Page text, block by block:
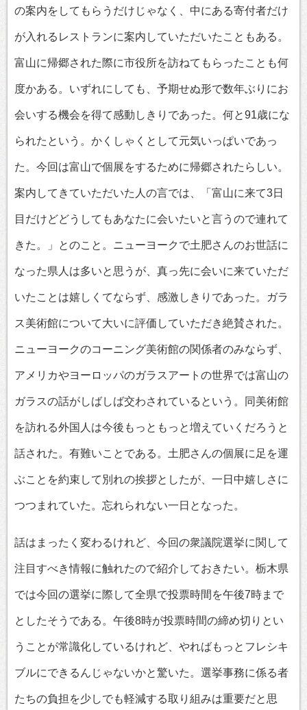
の案内をしてもらうだけじゃなく、中にある寄付者だけ
が入れるレストランに案内していただいたこともある。
富山に帰郷された際に市役所を訪ねてもらったことも何
度かある。いずれにしても、予期せぬ形で数年ぶりにお
会いする機会を得て感動しきりであった。何と91歳にな
られたという。かくしゃくとして元気いっぱいであっ
た。今回は富山で個展をするために帰郷されたらしい。
案内してきていただいた人の言では、「富山に来て3日
目だけどどうしてもあなたに会いたいと言うので連れて
きた。」とのこと。ニューヨークで土肥さんのお世話に
なった県人は多いと思うが、真っ先に会いに来ていただ
いたことは嬉しくてならず、感激しきりであった。ガラ
ス美術館について大いに評価していただき絶賛された。
ニューヨークのコーニング美術館の関係者のみならず、
アメリカやヨーロッパのガラスアートの世界では富山の
ガラスの話がしばしば交わされているという。同美術館
を訪れる外国人は今後もっともっと増えていくだろうと
話された。有難いことである。土肥さんの個展に足を運
ぶことを約束して別れの挨拶としたが、一日中嬉しさに
つつまれていた。忘れられない一日となった。
話はまったく変わるけれど、今回の衆議院選挙に関して
注目すべき情報に触れたので紹介しておきたい。栃木県
では今回の選挙に際して全県で投票時間を午後7時まで
としたそうである。午後8時が投票時間の締め切りとい
うことが常識化しているけれど、やればもっとフレシキ
ブルにできるんじゃないかと驚いた。選挙事務に係る者
たちの負担を少しでも軽減する取り組みは重要だと思